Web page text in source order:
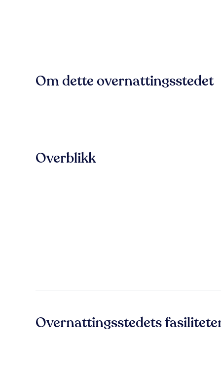
Om dette overnattingsstedet
Overblikk
Overnattingsstedets